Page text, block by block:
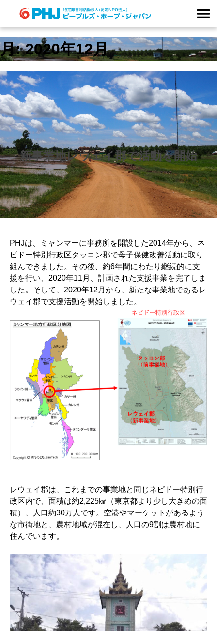
content
月:2020年12月
新事業地レウェイ郡で活動を開始
PHJは、ミャンマーに事務所を開設した2014年から、ネ
ピドー特別行政区タッコン郡で母子保健改善活動に取り
組んできました。その後、約6年間にわたり継続的に支
援を行い、2020年11月、計画された支援事業を完了しま
した。そして、2020年12月から、新たな事業地であるレ
ウェイ郡で支援活動を開始しました。
レウェイ郡は、これまでの事業地と同じネピドー特別行
政区内で、面積は約2,225㎢（東京都より少し大きめの面
積）、人口約30万人です。空港やマーケットがあるよう
な市街地と、農村地域が混在し、人口の9割は農村地に
住んでいます。